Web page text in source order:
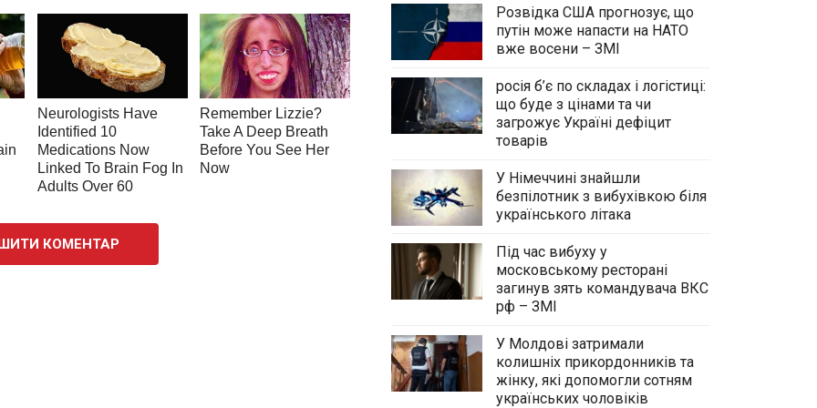
КОМЕНТАР
Розвідка США прогнозує, що
путін може напасти на НАТО
вже восени – ЗМІ
росія б’є по складах і логістиці:
що буде з цінами та чи
загрожує Україні дефіцит
товарів
У Німеччині знайшли
безпілотник з вибухівкою біля
українського літака
Під час вибуху у
московському ресторані
загинув зять командувача ВКС
рф – ЗМІ
У Молдові затримали
колишніх прикордонників та
жінку, які допомогли сотням
українських чоловіків